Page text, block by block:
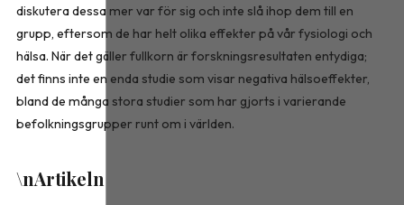
diskutera dessa mer var för sig och inte slå ihop dem till en
grupp, eftersom de har helt olika effekter på vår fysiologi och
hälsa. När det gäller fullkorn är forskningsresultaten entydiga;
det finns inte en enda studie som visar negativa hälsoeffekter,
bland de många stora studier som har gjorts i varierande
befolkningsgrupper runt om i världen.
\nArtikeln